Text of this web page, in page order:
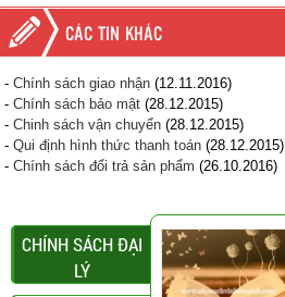
CÁC TIN KHÁC
-Chính sách giao nhận (12.11.2016)
-Chính sách bảo mật (28.12.2015)
-Chinh sách vận chuyển (28.12.2015)
-Qui định hình thức thanh toán (28.12.2015)
-Chính sách đổi trả sản phẩm (26.10.2016)
CHÍNH SÁCH ĐẠI
LÝ